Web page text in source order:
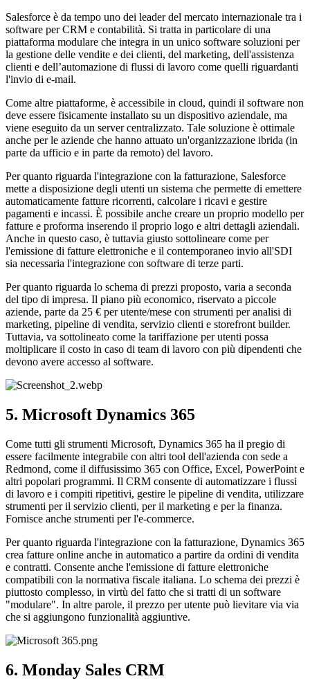
Salesforce è da tempo uno dei leader del mercato internazionale tra i
software per CRM e contabilità. Si tratta in particolare di una
piattaforma modulare che integra in un unico software soluzioni per
la gestione delle vendite e dei clienti, del marketing, dell'assistenza
clienti e dell’automazione di flussi di lavoro come quelli riguardanti
l'invio di e-mail.
Come altre piattaforme, è accessibile in cloud, quindi il software non
deve essere fisicamente installato su un dispositivo aziendale, ma
viene eseguito da un server centralizzato. Tale soluzione è ottimale
anche per le aziende che hanno attuato un'organizzazione ibrida (in
parte da ufficio e in parte da remoto) del lavoro.
Per quanto riguarda l'integrazione con la fatturazione, Salesforce
mette a disposizione degli utenti un sistema che permette di emettere
automaticamente fatture ricorrenti, calcolare i ricavi e gestire
pagamenti e incassi. È possibile anche creare un proprio modello per
fatture e proforma inserendo il proprio logo e altri dettagli aziendali.
Anche in questo caso, è tuttavia giusto sottolineare come per
l'emissione di fatture elettroniche e il contemporaneo invio all'SDI
sia necessaria l'integrazione con software di terze parti.
Per quanto riguarda lo schema di prezzi proposto, varia a seconda
del tipo di impresa. Il piano più economico, riservato a piccole
aziende, parte da 25 € per utente/mese con strumenti per analisi di
marketing, pipeline di vendita, servizio clienti e storefront builder.
Tuttavia, va sottolineato come la tariffazione per utenti possa
moltiplicare il costo in caso di team di lavoro con più dipendenti che
devono avere accesso al software.
5. Microsoft Dynamics 365
Come tutti gli strumenti Microsoft, Dynamics 365 ha il pregio di
essere facilmente integrabile con altri tool dell'azienda con sede a
Redmond, come il diffusissimo 365 con Office, Excel, PowerPoint e
altri popolari programmi. Il CRM consente di automatizzare i flussi
di lavoro e i compiti ripetitivi, gestire le pipeline di vendita, utilizzare
strumenti per il servizio clienti, per il marketing e per la finanza.
Fornisce anche strumenti per l'e-commerce.
Per quanto riguarda l'integrazione con la fatturazione, Dynamics 365
crea fatture online anche in automatico a partire da ordini di vendita
e contratti. Consente anche l'emissione di fatture elettroniche
compatibili con la normativa fiscale italiana. Lo schema dei prezzi è
piuttosto complesso, in virtù del fatto che si tratti di un software
"modulare". In altre parole, il prezzo per utente può lievitare via via
che si aggiungono funzionalità aggiuntive.
6. Monday Sales CRM